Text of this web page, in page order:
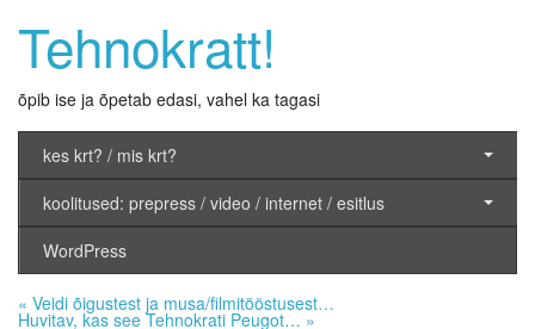
Tehnokratt!
õpib ise ja õpetab edasi, vahel ka tagasi
kes krt? / mis krt?
koolitused: prepress / video / internet / esitlus
WordPress
« Veidi õigustest ja musa/filmitööstusest…
Huvitav, kas see Tehnokrati Peugot… »